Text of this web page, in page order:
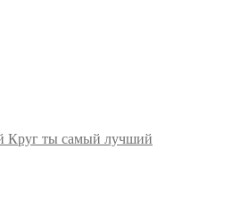
Круг ты самый лучший